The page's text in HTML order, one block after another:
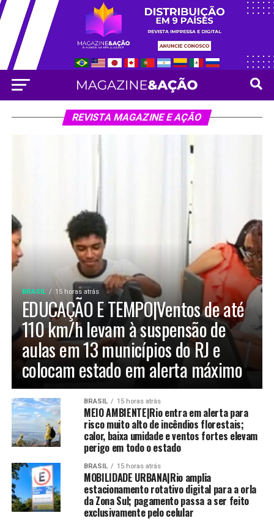
REVISTA MAGAZINE E AÇÃO
BRASIL 15 horas atrás
EDUCAÇÃO E TEMPO|Ventos de até
110 km/h levam à suspensão de
aulas em 13 municípios do RJ e
colocam estado em alerta máximo
BRASIL 15 horas atrás
MEIO AMBIENTE|Rio entra em alerta para
risco muito alto de incêndios florestais;
calor, baixa umidade e ventos fortes elevam
perigo em todo o estado
BRASIL 15 horas atrás
MOBILIDADE URBANA|Rio amplia
estacionamento rotativo digital para a orla
da Zona Sul; pagamento passa a ser feito
exclusivamente pelo celular